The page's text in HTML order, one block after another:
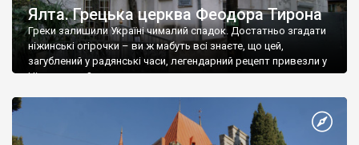
Ялта. Грецька церква Феодора Тирона
Греки залишили Україні чималий спадок. Достатньо згадати
ніжинські огірочки – ви ж мабуть всі знаєте, що цей,
загублений у радянські часи, легендарний рецепт привезли у
Ніжин греки?